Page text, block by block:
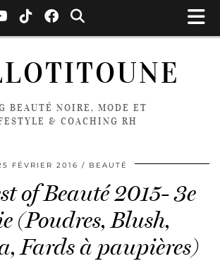
BEAUTÉ NOIRE, MODE ET
& COACHING RH
FÉVRIER 2016 BEAUTÉ
of Beauté 2015- 3e
(Poudres, Blush,
Fards à paupières)